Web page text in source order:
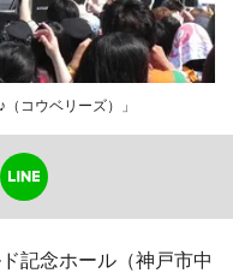
コウベリーズ）」
記念ホール（神戸市中